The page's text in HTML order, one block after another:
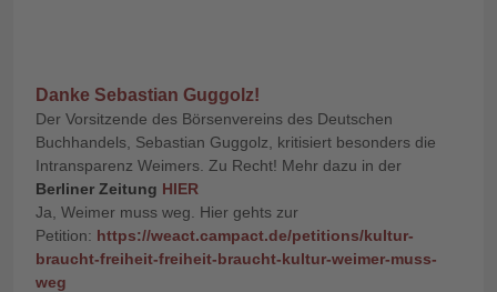
Danke Sebastian Guggolz!
Der Vorsitzende des Börsenvereins des Deutschen
Buchhandels, Sebastian Guggolz, kritisiert besonders die
Intransparenz Weimers. Zu Recht! Mehr dazu in der
Berliner Zeitung HIER
Ja, Weimer muss weg. Hier gehts zur
Petition: https://weact.campact.de/petitions/kultur-
braucht-freiheit-freiheit-braucht-kultur-weimer-muss-
weg